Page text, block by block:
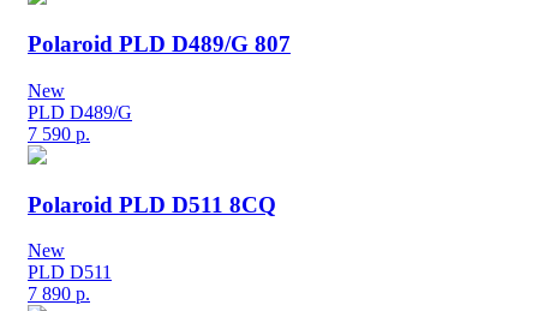
Polaroid PLD D489/G 807
New
PLD D489/G
7 590 р.
Polaroid PLD D511 8CQ
New
PLD D511
7 890 р.